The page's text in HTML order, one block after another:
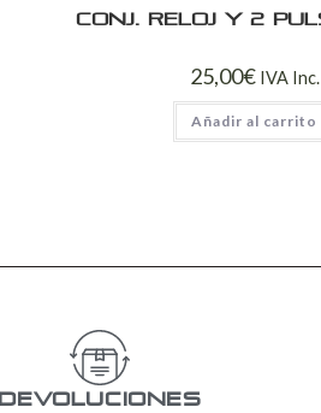
Conj. reloj y 2
25,00€ IVA Inc.
Añadir al carrito
Devoluciones